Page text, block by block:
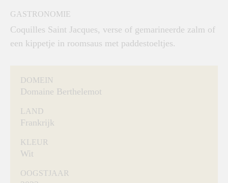
GASTRONOMIE
Coquilles Saint Jacques, verse of gemarineerde zalm of
een kippetje in roomsaus met paddestoeltjes.
DOMEIN
Domaine Berthelemot
LAND
Frankrijk
KLEUR
Wit
OOGSTJAAR